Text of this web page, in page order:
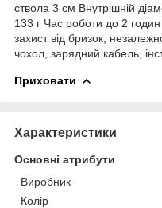
ствола 3 см Внутрішній
133 г Час роботи до 2
захист від бризок,
чохол, зарядний кабель,
Приховати
Характеристики
Основні атрибути
Виробник
Колір